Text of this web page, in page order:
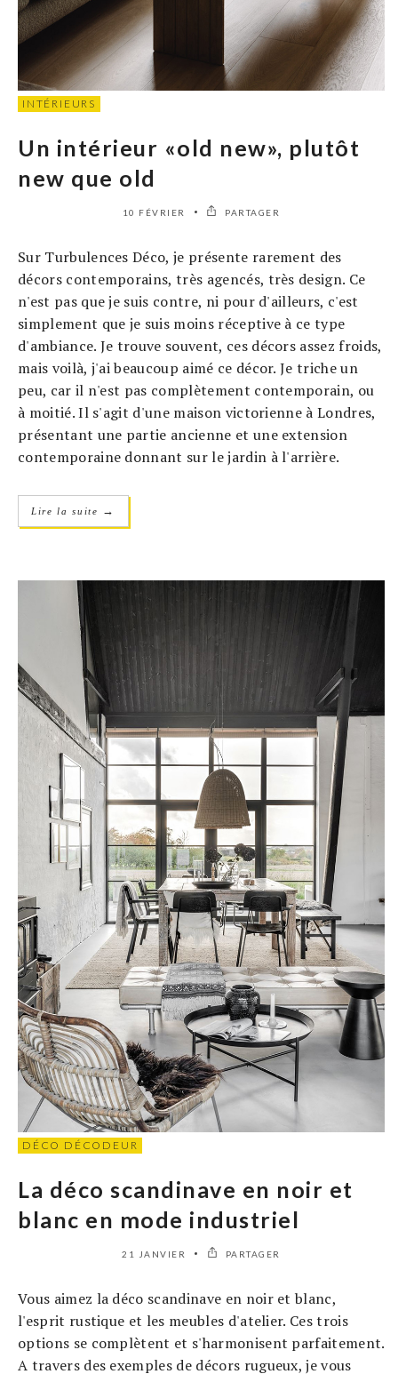
INTÉRIEURS
Un intérieur «old new», plutôt
new que old
10 FÉVRIER PARTAGER
Sur Turbulences Déco, je présente rarement des
décors contemporains, très agencés, très design. Ce
n'est pas que je suis contre, ni pour d'ailleurs, c'est
simplement que je suis moins réceptive à ce type
d'ambiance. Je trouve souvent, ces décors assez froids,
mais voilà, j'ai beaucoup aimé ce décor. Je triche un
peu, car il n'est pas complètement contemporain, ou
à moitié. Il s'agit d'une maison victorienne à Londres,
présentant une partie ancienne et une extension
contemporaine donnant sur le jardin à l'arrière.
Lire la suite →
DÉCO DÉCODEUR
La déco scandinave en noir et
blanc en mode industriel
21 JANVIER PARTAGER
Vous aimez la déco scandinave en noir et blanc,
l'esprit rustique et les meubles d'atelier. Ces trois
options se complètent et s'harmonisent parfaitement.
A travers des exemples de décors rugueux, je vous